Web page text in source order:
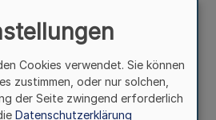
Beratungs- und
durch eine Fachkraft der
Cookies verwendet. Sie können
zustimmen, oder nur solchen,
der Seite zwingend erforderlich
Datenschutzerklärung